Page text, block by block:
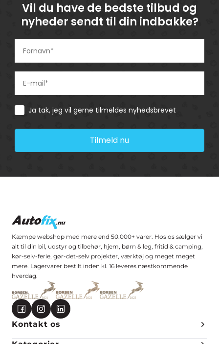
Vil du have de bedste tilbud og
nyheder sendt til din indbakke?
Consent
Ja tak, jeg vil gerne tilmeldes nyhedsbrevet
Tilmeld nu
Kæmpe webshop med mere end 50.000+ varer. Hos os sælger vi
alt til din bil, udstyr og tilbehør, hjem, børn & leg, fritid & camping,
kør-selv-ferie, gør-det-selv projekter, værktøj og meget meget
mere. Lagervarer bestilt inden kl. 16 leveres næstkommende
hverdag.
Kontakt os